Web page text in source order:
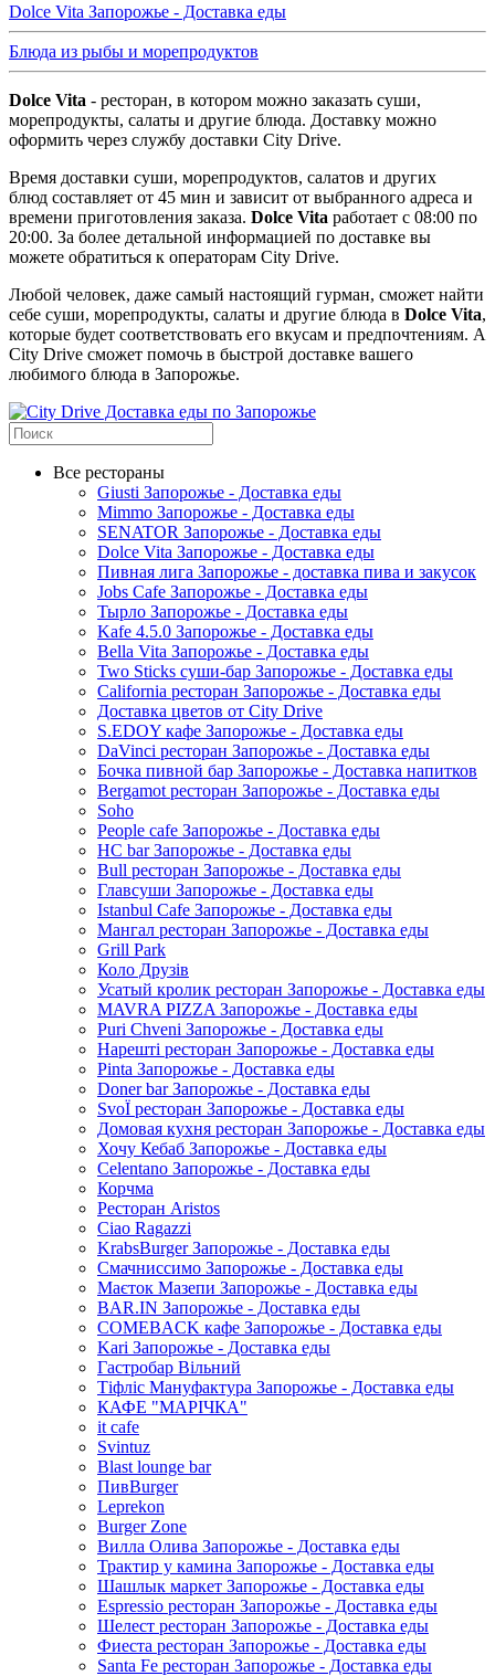
Dolce Vita Запорожье - Доставка еды
Блюда из рыбы и морепродуктов
Dolce Vita - ресторан, в котором можно заказать суши,
морепродукты, салаты и другие блюда. Доставку можно
оформить через службу доставки City Drive.
Время доставки суши, морепродуктов, салатов и других
блюд составляет от 45 мин и зависит от выбранного адреса и
времени приготовления заказа. Dolce Vita работает с 08:00 по
20:00. За более детальной информацией по доставке вы
можете обратиться к операторам City Drive.
Любой человек, даже самый настоящий гурман, сможет найти
себе суши, морепродукты, салаты и другие блюда в Dolce Vita,
которые будет соответствовать его вкусам и предпочтениям. А
City Drive сможет помочь в быстрой доставке вашего
любимого блюда в Запорожье.
Все рестораны
Giusti Запорожье - Доставка еды
Mimmo Запорожье - Доставка еды
SENATOR Запорожье - Доставка еды
Dolce Vita Запорожье - Доставка еды
Пивная лига Запорожье - доставка пива и закусок
Jobs Cafe Запорожье - Доставка еды
Тырло Запорожье - Доставка еды
Kafe 4.5.0 Запорожье - Доставка еды
Bella Vita Запорожье - Доставка еды
Two Sticks суши-бар Запорожье - Доставка еды
California ресторан Запорожье - Доставка еды
Доставка цветов от City Drive
S.EDOY кафе Запорожье - Доставка еды
DaVinci ресторан Запорожье - Доставка еды
Бочка пивной бар Запорожье - Доставка напитков
Bergamot ресторан Запорожье - Доставка еды
Soho
People cafe Запорожье - Доставка еды
HC bar Запорожье - Доставка еды
Bull ресторан Запорожье - Доставка еды
Главсуши Запорожье - Доставка еды
Istanbul Cafe Запорожье - Доставка еды
Мангал ресторан Запорожье - Доставка еды
Grill Park
Коло Друзів
Усатый кролик ресторан Запорожье - Доставка еды
MAVRA PIZZA Запорожье - Доставка еды
Puri Chveni Запорожье - Доставка еды
Нарешті ресторан Запорожье - Доставка еды
Pinta Запорожье - Доставка еды
Doner bar Запорожье - Доставка еды
SvoЇ ресторан Запорожье - Доставка еды
Домовая кухня ресторан Запорожье - Доставка еды
Хочу Кебаб Запорожье - Доставка еды
Celentano Запорожье - Доставка еды
Корчма
Ресторан Aristos
Ciao Ragazzi
KrabsBurger Запорожье - Доставка еды
Смачниссимо Запорожье - Доставка еды
Маєток Мазепи Запорожье - Доставка еды
BAR.IN Запорожье - Доставка еды
COMEBACK кафе Запорожье - Доставка еды
Kari Запорожье - Доставка еды
Гастробар Вільний
Тіфліс Мануфактура Запорожье - Доставка еды
КАФЕ "МАРІЧКА"
it cafe
Svintuz
Blast lounge bar
ПивBurger
Leprekon
Burger Zone
Вилла Олива Запорожье - Доставка еды
Трактир у камина Запорожье - Доставка еды
Шашлык маркет Запорожье - Доставка еды
Espressio ресторан Запорожье - Доставка еды
Шелест ресторан Запорожье - Доставка еды
Фиеста ресторан Запорожье - Доставка еды
Santa Fe ресторан Запорожье - Доставка еды